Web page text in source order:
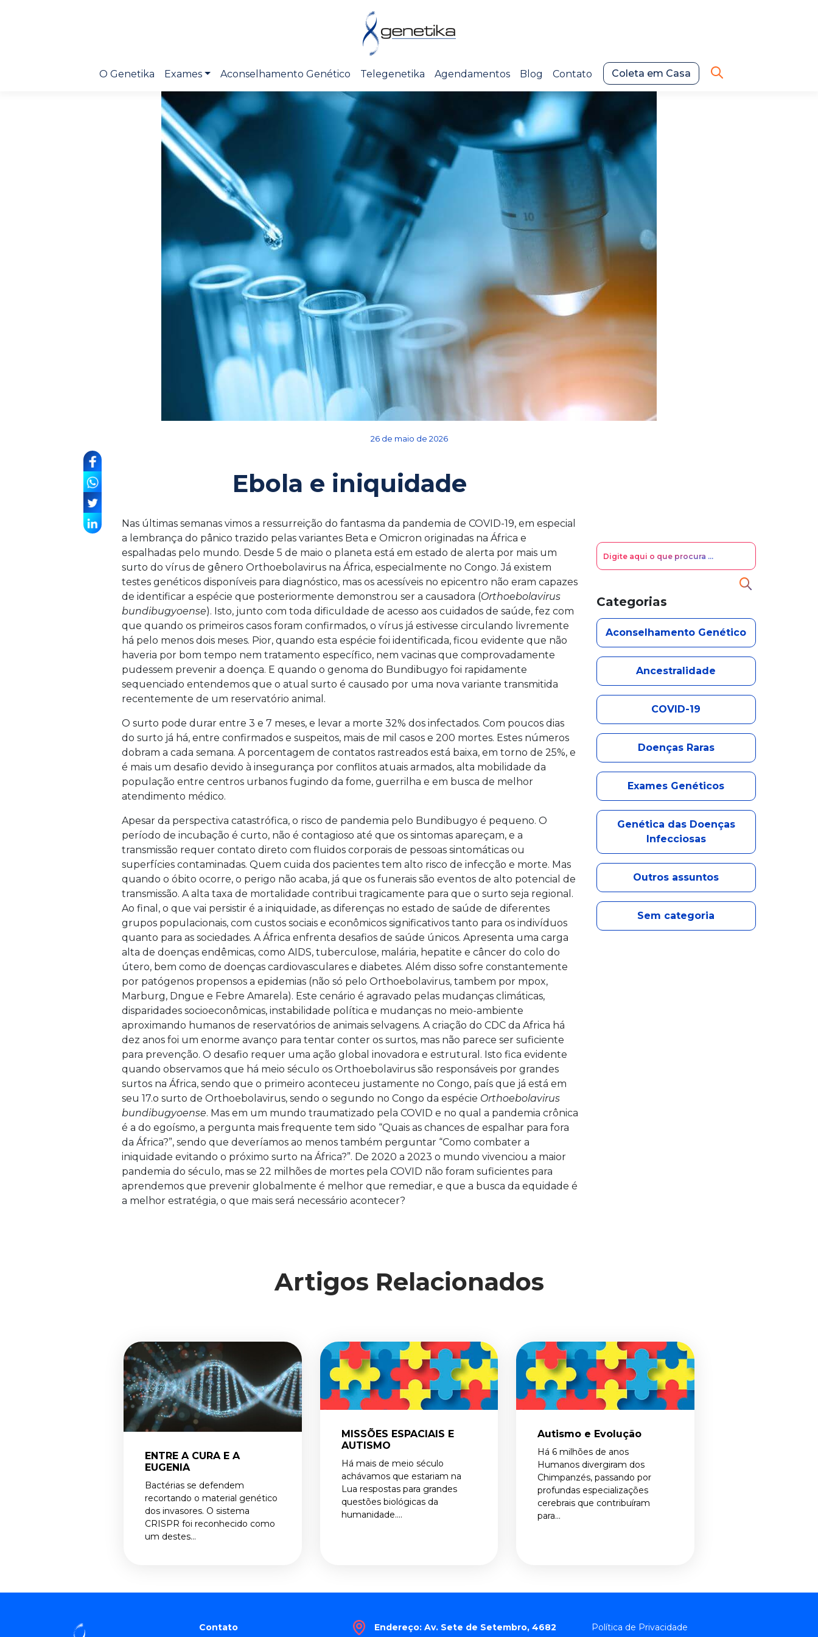
O Genetika Exames Aconselhamento Genético Telegenetika Agendamentos Blog Contato Coleta em Casa
26 de maio de 2026
Ebola e iniquidade
Nas últimas semanas vimos a ressurreição do fantasma da pandemia de COVID-19, em especial
a lembrança do pânico trazido pelas variantes Beta e Omicron originadas na África e
espalhadas pelo mundo. Desde 5 de maio o planeta está em estado de alerta por mais um
surto do vírus de gênero Orthoebolavirus na África, especialmente no Congo. Já existem
testes genéticos disponíveis para diagnóstico, mas os acessíveis no epicentro não eram capazes
de identificar a espécie que posteriormente demonstrou ser a causadora (Orthoebolavirus
bundibugyoense). Isto, junto com toda dificuldade de acesso aos cuidados de saúde, fez com
que quando os primeiros casos foram confirmados, o vírus já estivesse circulando livremente
há pelo menos dois meses. Pior, quando esta espécie foi identificada, ficou evidente que não
haveria por bom tempo nem tratamento específico, nem vacinas que comprovadamente
pudessem prevenir a doença. E quando o genoma do Bundibugyo foi rapidamente
sequenciado entendemos que o atual surto é causado por uma nova variante transmitida
recentemente de um reservatório animal.
O surto pode durar entre 3 e 7 meses, e levar a morte 32% dos infectados. Com poucos dias
do surto já há, entre confirmados e suspeitos, mais de mil casos e 200 mortes. Estes números
dobram a cada semana. A porcentagem de contatos rastreados está baixa, em torno de 25%, e
é mais um desafio devido à insegurança por conflitos atuais armados, alta mobilidade da
população entre centros urbanos fugindo da fome, guerrilha e em busca de melhor
atendimento médico.
Apesar da perspectiva catastrófica, o risco de pandemia pelo Bundibugyo é pequeno. O
período de incubação é curto, não é contagioso até que os sintomas apareçam, e a
transmissão requer contato direto com fluidos corporais de pessoas sintomáticas ou
superfícies contaminadas. Quem cuida dos pacientes tem alto risco de infecção e morte. Mas
quando o óbito ocorre, o perigo não acaba, já que os funerais são eventos de alto potencial de
transmissão. A alta taxa de mortalidade contribui tragicamente para que o surto seja regional.
Ao final, o que vai persistir é a iniquidade, as diferenças no estado de saúde de diferentes
grupos populacionais, com custos sociais e econômicos significativos tanto para os indivíduos
quanto para as sociedades. A África enfrenta desafios de saúde únicos. Apresenta uma carga
alta de doenças endêmicas, como AIDS, tuberculose, malária, hepatite e câncer do colo do
útero, bem como de doenças cardiovasculares e diabetes. Além disso sofre constantemente
por patógenos propensos a epidemias (não só pelo Orthoebolavirus, tambem por mpox,
Marburg, Dngue e Febre Amarela). Este cenário é agravado pelas mudanças climáticas,
disparidades socioeconômicas, instabilidade política e mudanças no meio-ambiente
aproximando humanos de reservatórios de animais selvagens. A criação do CDC da Africa há
dez anos foi um enorme avanço para tentar conter os surtos, mas não parece ser suficiente
para prevenção. O desafio requer uma ação global inovadora e estrutural. Isto fica evidente
quando observamos que há meio século os Orthoebolavirus são responsáveis ​​por grandes
surtos na África, sendo que o primeiro aconteceu justamente no Congo, país que já está em
seu 17.o surto de Orthoebolavirus, sendo o segundo no Congo da espécie Orthoebolavirus
bundibugyoense. Mas em um mundo traumatizado pela COVID e no qual a pandemia crônica
é a do egoísmo, a pergunta mais frequente tem sido “Quais as chances de espalhar para fora
da África?”, sendo que deveríamos ao menos também perguntar “Como combater a
iniquidade evitando o próximo surto na África?”. De 2020 a 2023 o mundo vivenciou a maior
pandemia do século, mas se 22 milhões de mortes pela COVID não foram suficientes para
aprendemos que prevenir globalmente é melhor que remediar, e que a busca da equidade é
a melhor estratégia, o que mais será necessário acontecer?
Search for:
Categorias
Aconselhamento Genético
Ancestralidade
COVID-19
Doenças Raras
Exames Genéticos
Genética das Doenças
Infecciosas
Outros assuntos
Sem categoria
Artigos Relacionados
ENTRE A CURA E A
EUGENIA
Bactérias se defendem
recortando o material genético
dos invasores. O sistema
CRISPR foi reconhecido como
um destes...
MISSÕES ESPACIAIS E
AUTISMO
Há mais de meio século
achávamos que estariam na
Lua respostas para grandes
questões biológicas da
humanidade....
Autismo e Evolução
Há 6 milhões de anos
Humanos divergiram dos
Chimpanzés, passando por
profundas especializações
cerebrais que contribuíram
para...
Contato Endereço: Av. Sete de Setembro, 4682 Política de Privacidade